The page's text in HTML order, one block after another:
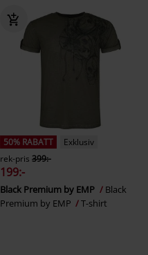
50% RABATT
Exklusiv
rek-pris 399:-
199:-
Black Premium by EMP
Black
Premium by EMP
T-shirt